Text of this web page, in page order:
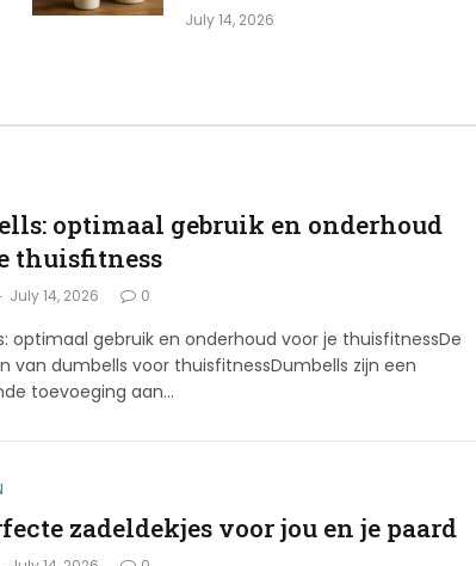
July 14, 2026
optimaal gebruik en onderhoud
thuisfitness
July 14, 2026 0
optimaal gebruik en onderhoud voor je thuisfitnessDe
van dumbells voor thuisfitnessDumbells zijn een
toevoeging aan…
zadeldekjes voor jou en je paard